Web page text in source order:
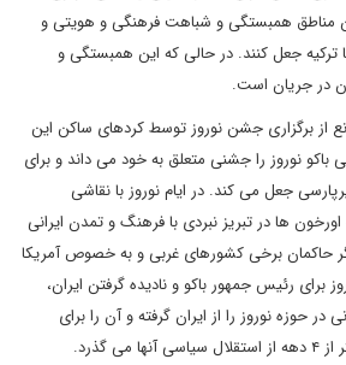
مناطق همبستگی و شباهت فرهنگی و هویتی و
جعل کنند. در حالی که این همبستگی و
در جریان است.
از برگزاری جشن نوروز توسط کردهای ساکن این
باکو نوروز را جشنی متعلق به خود می داند و برای
جعل می کند. در ایام نوروز با نقاشی
اورخون ها در تبریز نبردی با فرهنگ و تمدن ایرانی
حاکمان برخی کشورهای غربی و به خصوص آمریکا
برای رئیس جمهور باکو و نادیده گرفتن ایران،
حوزه نوروز را از ایران گرفته و آن را برای
گذرد.